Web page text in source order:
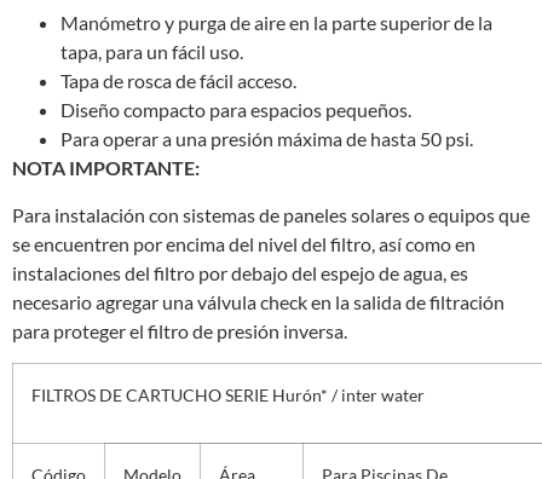
Manómetro y purga de aire en la parte superior de la
tapa, para un fácil uso.
Tapa de rosca de fácil acceso.
Diseño compacto para espacios pequeños.
Para operar a una presión máxima de hasta 50 psi.
NOTA IMPORTANTE:
Para instalación con sistemas de paneles solares o equipos que
se encuentren por encima del nivel del filtro, así como en
instalaciones del filtro por debajo del espejo de agua, es
necesario agregar una válvula check en la salida de filtración
para proteger el filtro de presión inversa.
FILTROS DE CARTUCHO SERIE Hurón* / inter water
Código Modelo
Área
Para Piscinas De